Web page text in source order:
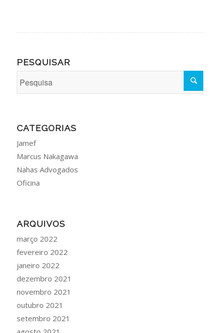
PESQUISAR
CATEGORIAS
Jamef
Marcus Nakagawa
Nahas Advogados
Oficina
ARQUIVOS
março 2022
fevereiro 2022
janeiro 2022
dezembro 2021
novembro 2021
outubro 2021
setembro 2021